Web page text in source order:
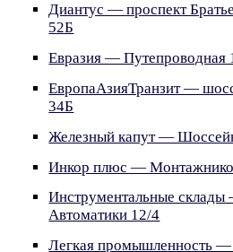
Диантус — проспект
52Б
Евразия — Путепроводная
ЕвропаАзияТранзит —
34Б
Железный капут —
Инкор плюс —
Инструментальные
Автоматики 12/4
Легкая промышленность —